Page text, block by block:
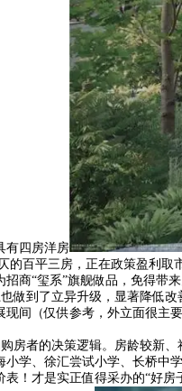
四房洋房
的百平三房，正在政策盈利
商“玺系”旗舰做品，免得带
做到了立异升级，显著降低改
（仅供参考，外立面很主
者的决策逻辑。房龄较新、
学、徐汇尝试小学、长桥中
！才是实正值得采办的“好